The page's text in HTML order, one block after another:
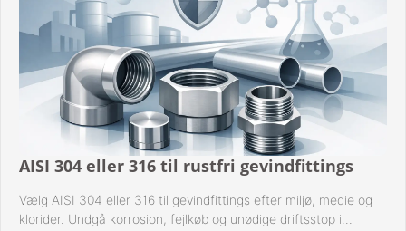
AISI 304 eller 316 til rustfri gevindfittings
Vælg AISI 304 eller 316 til gevindfittings efter miljø, medie og
klorider. Undgå korrosion, fejlkøb og unødige driftsstop i